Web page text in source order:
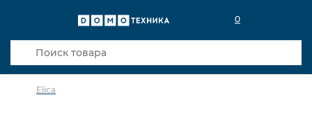
0
Elica